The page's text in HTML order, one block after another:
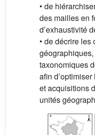
• de
des mailles en
d’exhaustivité
• de décrire
taxonomiques
afin
et acquisitions
unités